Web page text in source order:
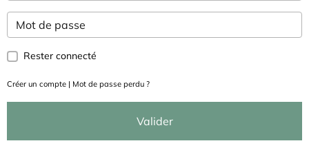
Rester connecté
Créer un compte | Mot de passe perdu ?
Valider